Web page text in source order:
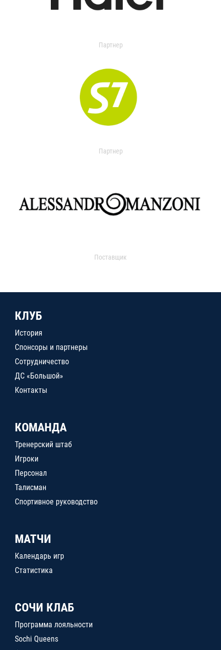
Партнер
Партнер
Поставщик
КЛУБ
История
Спонсоры и партнеры
Сотрудничество
ДС «Большой»
Контакты
КОМАНДА
Тренерский штаб
Игроки
Персонал
Талисман
Спортивное руководство
МАТЧИ
Календарь игр
Статистика
СОЧИ КЛАБ
Программа лояльности
Sochi Queens